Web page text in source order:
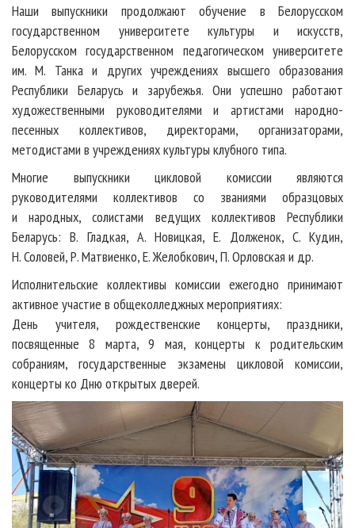
Наши выпускники продолжают обучение в Белорусском
государственном университете культуры и искусств,
Белорусском государственном педагогическом университете
им. М. Танка и других учреждениях высшего образования
Республики Беларусь и зарубежья. Они успешно работают
художественными руководителями и артистами народно-
песенных коллективов, директорами, организаторами,
методистами в учреждениях культуры клубного типа.
Многие выпускники цикловой комиссии являются
руководителями коллективов со званиями образцовых
и народных, солистами ведущих коллективов Республики
Беларусь: В. Гладкая, А. Новицкая, Е. Долженок, С. Кудин,
Н. Соловей, Р. Матвиенко, Е. Желобкович, П. Орловская и др.
Исполнительские коллективы комиссии ежегодно принимают
активное участие в общеколледжных мероприятиях:
День учителя, рождественские концерты, праздники,
посвященные 8 марта, 9 мая, концерты к родительским
собраниям, государственные экзамены цикловой комиссии,
концерты ко Дню открытых дверей.